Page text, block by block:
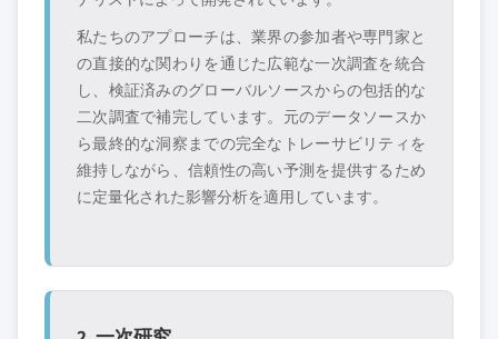
私たちのアプローチは、業界の参加者や専門家と
の直接的な関わりを通じた広範な一次調査を統合
し、検証済みのグローバルソースからの包括的な
二次調査で補完しています。元のデータソースか
ら最終的な洞察までの完全なトレーサビリティを
維持しながら、信頼性の高い予測を提供するため
に定量化された影響分析を適用しています。